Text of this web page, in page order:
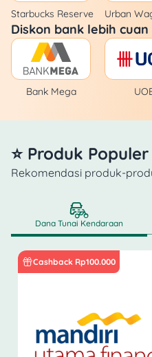
Starbucks Reserve Urban
Diskon bank lebih cuan
Bank Mega
⭐ Produk Populer
Rekomendasi produk-
Dana Tunai Kendaraan
Cashback Rp100.000